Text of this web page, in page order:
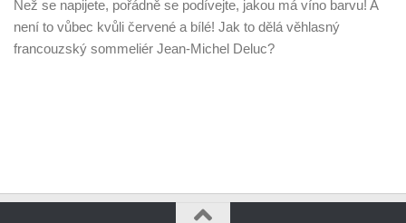
Než se napijete, pořádně se podívejte, jakou má víno barvu! A
není to vůbec kvůli červené a bílé! Jak to dělá věhlasný
francouzský sommeliér Jean-Michel Deluc?